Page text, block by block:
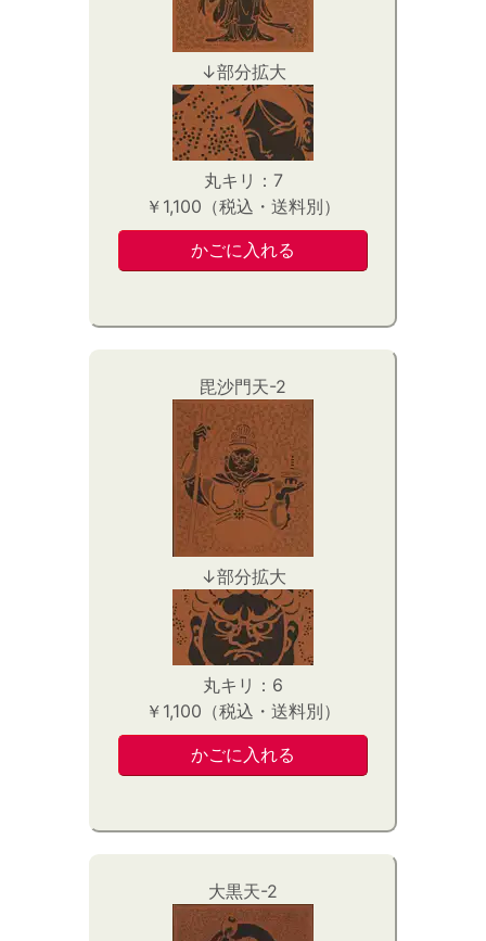
↓部分拡大
丸キリ：7
￥1,100（税込・送料別）
毘沙門天-2
↓部分拡大
丸キリ：6
￥1,100（税込・送料別）
大黒天-2